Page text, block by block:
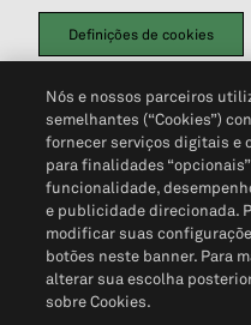
Definições de cookies
Política de PrivacidadePortal de
Não Venda Minhas
Nós e nossos parceiros
semelhantes (“Cookies”)
fornecer serviços digitais e
para finalidades
funcionalidade,
e publicidade direcionada.
modificar suas
botões neste banner. Para
alterar sua escolha
sobre Cookies.